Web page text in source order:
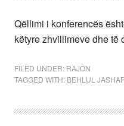
Qëllimi i konferencës
këtyre zhvillimeve dhe të
FILED UNDER: RAJON
TAGGED WITH: BEHLUL